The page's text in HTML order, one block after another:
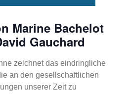
Marine Bachelot
Gauchard
zeichnet das eindringliche
an den gesellschaftlichen
unserer Zeit zu